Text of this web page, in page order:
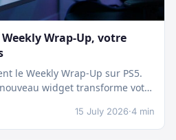
Weekly Wrap-Up, votre
le Weekly Wrap-Up sur PS5.
widget transforme votre
suivi…
15 July 2026·4 min